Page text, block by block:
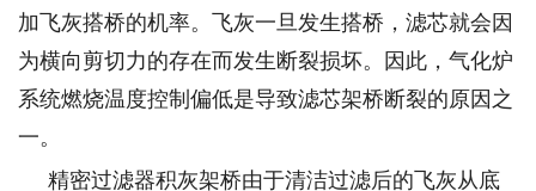
加飞灰搭桥的机率。飞灰一旦发生搭桥，滤芯就会因
为横向剪切力的存在而发生断裂损坏。因此，气化炉
系统燃烧温度控制偏低是导致滤芯架桥断裂的原因之
一。
精密过滤器积灰架桥由于清洁过滤后的飞灰从底